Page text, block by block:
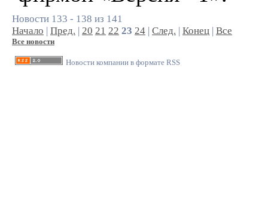
Новости 133 - 138 из 141
Начало | Пред. | 20 21 22 23 24 | След. | Конец | Все
Все новости
Новости компании в формате RSS